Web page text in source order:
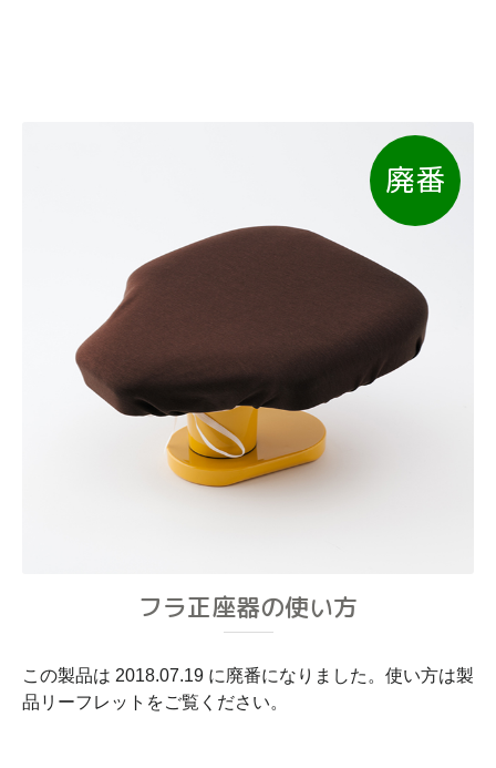
廃番
フラ正座器の使い方
この製品は 2018.07.19 に廃番になりました。使い方は製
品リーフレットをご覧ください。